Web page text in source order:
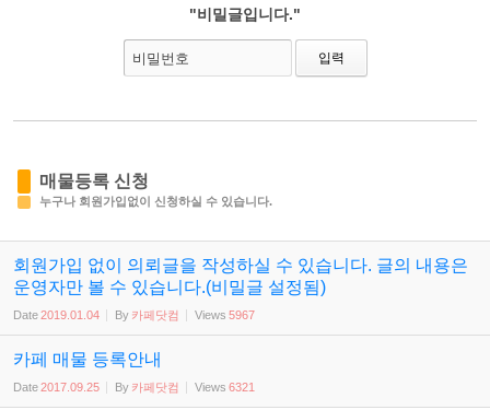
"비밀글입니다."
비밀번호
매물등록 신청
누구나 회원가입없이 신청하실 수 있습니다.
회원가입 없이 의뢰글을 작성하실 수 있습니다. 글의 내용은
운영자만 볼 수 있습니다.(비밀글 설정됨)
Date2019.01.04 By 카페닷컴 Views 5967
카페 매물 등록안내
Date2017.09.25 By 카페닷컴 Views 6321